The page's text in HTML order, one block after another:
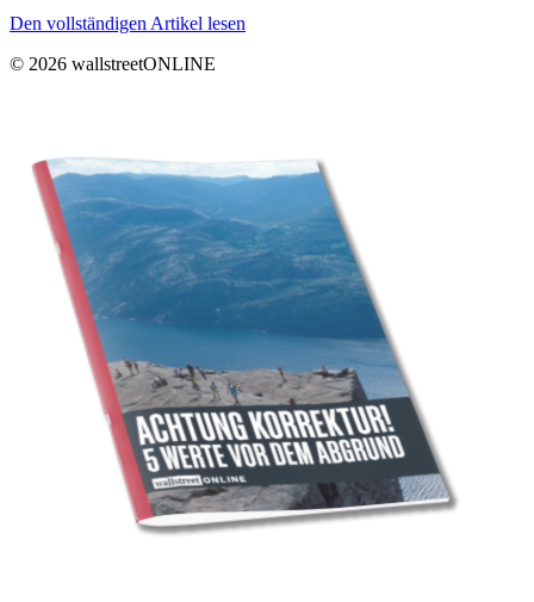
Den vollständigen Artikel lesen
© 2026 wallstreetONLINE